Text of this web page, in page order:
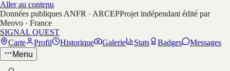
Aller au contenu
Données publiques ANFR · ARCEPProjet indépendant édité par
Meovo · France
SIGNAL QUEST
Carte
Profil Historique Galerie Stats Badges
Messages
Menu